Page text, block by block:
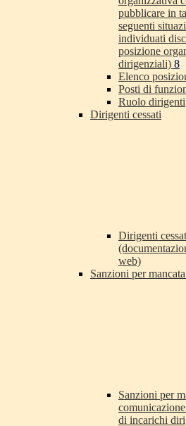
pubblicare in
seguenti
individuati
posizione
dirigenziali) 8
Elenco
Posti di
Ruolo dirigenti
Dirigenti cessati
Dirigenti
web)
Sanzioni per
Sanzioni per
di incarichi